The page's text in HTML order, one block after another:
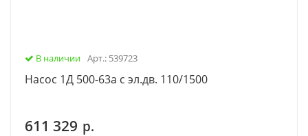
В наличии Арт.: 539723
Насос 1Д 500-63а с эл.дв. 110/1500
611 329 р.